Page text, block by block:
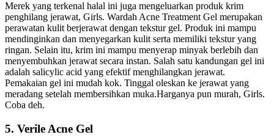
Merek yang terkenal halal ini juga mengeluarkan produk krim
penghilang jerawat, Girls. Wardah Acne Treatment Gel merupakan
perawatan kulit berjerawat dengan tekstur gel. Produk ini mampu
mendinginkan dan menyegarkan kulit serta memiliki tekstur yang
ringan. Selain itu, krim ini mampu menyerap minyak berlebih dan
menyembuhkan jerawat secara instan. Salah satu kandungan gel ini
adalah salicylic acid yang efektif menghilangkan jerawat.
Pemakaian gel ini mudah kok. Tinggal oleskan ke jerawat yang
meradang setelah membersihkan muka.Harganya pun murah, Girls.
Coba deh.
5. Verile Acne Gel